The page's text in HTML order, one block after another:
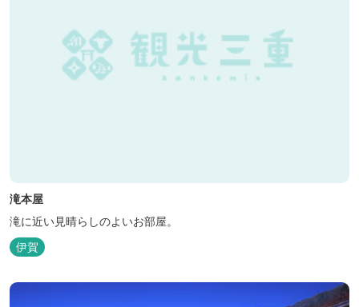
滝本屋
滝に近い見晴らしのよいお部屋。
伊賀